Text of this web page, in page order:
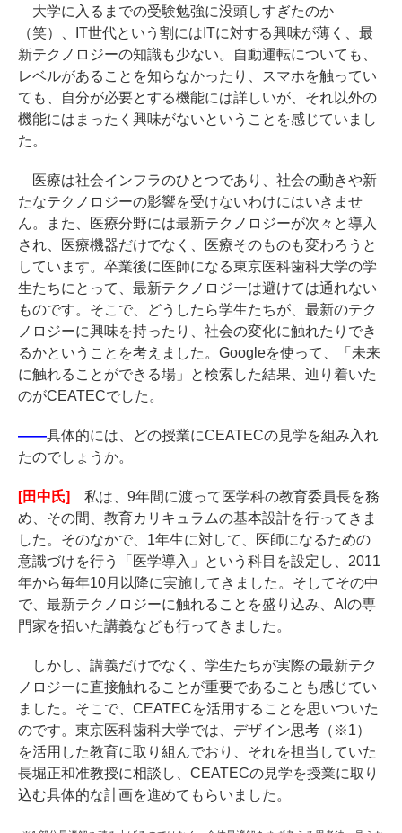
大学に入るまでの受験勉強に没頭しすぎたのか
（笑）、IT世代という割にはITに対する興味が薄く、最
新テクノロジーの知識も少ない。自動運転についても、
レベルがあることを知らなかったり、スマホを触ってい
ても、自分が必要とする機能には詳しいが、それ以外の
機能にはまったく興味がないということを感じていまし
た。
医療は社会インフラのひとつであり、社会の動きや新
たなテクノロジーの影響を受けないわけにはいきませ
ん。また、医療分野には最新テクノロジーが次々と導入
され、医療機器だけでなく、医療そのものも変わろうと
しています。卒業後に医師になる東京医科歯科大学の学
生たちにとって、最新テクノロジーは避けては通れない
ものです。そこで、どうしたら学生たちが、最新のテク
ノロジーに興味を持ったり、社会の変化に触れたりでき
るかということを考えました。Googleを使って、「未来
に触れることができる場」と検索した結果、辿り着いた
のがCEATECでした。
――具体的には、どの授業にCEATECの見学を組み入れ
たのでしょうか。
[田中氏]
私は、9年間に渡って医学科の教育委員長を務
め、その間、教育カリキュラムの基本設計を行ってきま
した。そのなかで、1年生に対して、医師になるための
意識づけを行う「医学導入」という科目を設定し、2011
年から毎年10月以降に実施してきました。そしてその中
で、最新テクノロジーに触れることを盛り込み、AIの専
門家を招いた講義なども行ってきました。
しかし、講義だけでなく、学生たちが実際の最新テク
ノロジーに直接触れることが重要であることも感じてい
ました。そこで、CEATECを活用することを思いついた
のです。東京医科歯科大学では、デザイン思考（※1）
を活用した教育に取り組んでおり、それを担当していた
長堀正和准教授に相談し、CEATECの見学を授業に取り
込む具体的な計画を進めてもらいました。